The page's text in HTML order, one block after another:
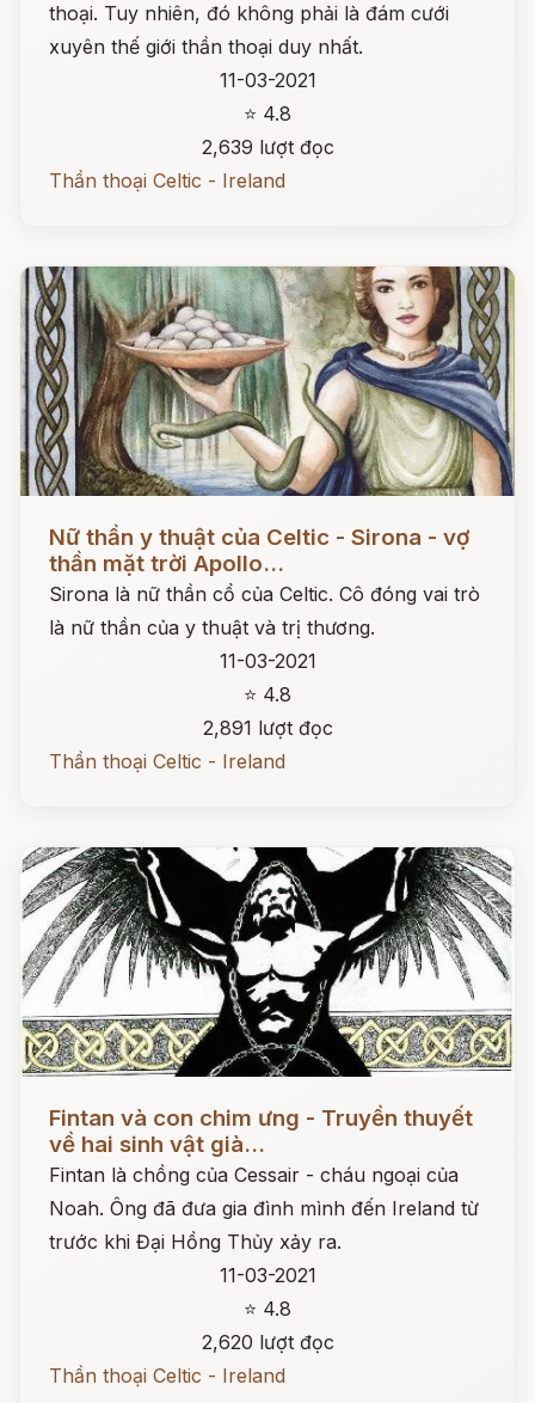
thoại. Tuy nhiên, đó không phải là đám cưới
xuyên thế giới thần thoại duy nhất.
11-03-2021
⭐ 4.8
2,639 lượt đọc
Thần thoại Celtic - Ireland
Nữ thần y thuật của Celtic - Sirona - vợ
thần mặt trời Apollo...
Sirona là nữ thần cổ của Celtic. Cô đóng vai trò
là nữ thần của y thuật và trị thương.
11-03-2021
⭐ 4.8
2,891 lượt đọc
Thần thoại Celtic - Ireland
Fintan và con chim ưng - Truyền thuyết
về hai sinh vật già...
Fintan là chồng của Cessair - cháu ngoại của
Noah. Ông đã đưa gia đình mình đến Ireland từ
trước khi Đại Hồng Thủy xảy ra.
11-03-2021
⭐ 4.8
2,620 lượt đọc
Thần thoại Celtic - Ireland